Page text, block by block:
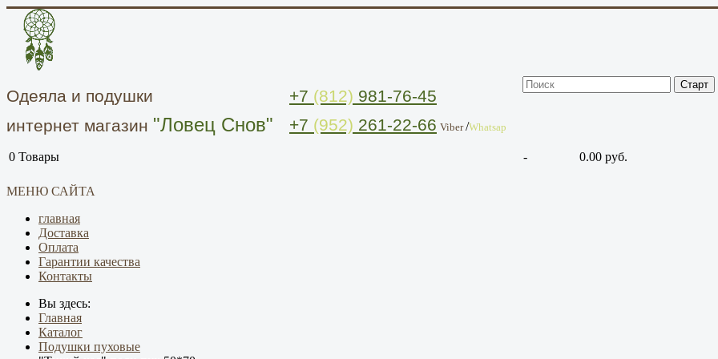
Одеяла и подушки
интернет магазин "Ловец Снов"
+7 (812) 981-76-45
+7 (952) 261-22-66 Viber/Whatsap
0 Товары -
0.00 руб.
МЕНЮ САЙТА
главная
Доставка
Оплата
Гарантии качества
Контакты
Вы здесь:
Главная
Каталог
Подушки пуховые